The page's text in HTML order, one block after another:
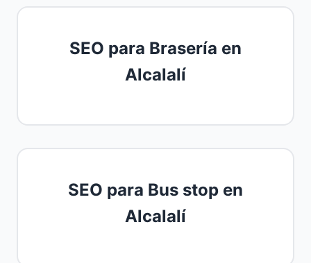
SEO para Brasería en
Alcalalí
SEO para Bus stop en
Alcalalí